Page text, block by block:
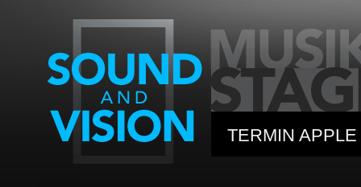
TERMIN